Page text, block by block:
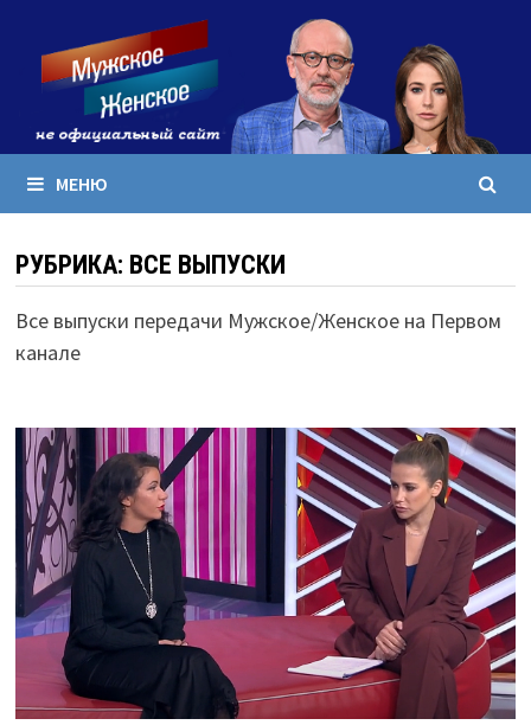
содержимому
МЕНЮ
РУБРИКА: ВСЕ ВЫПУСКИ
Все выпуски передачи Мужское/Женское на Первом
канале